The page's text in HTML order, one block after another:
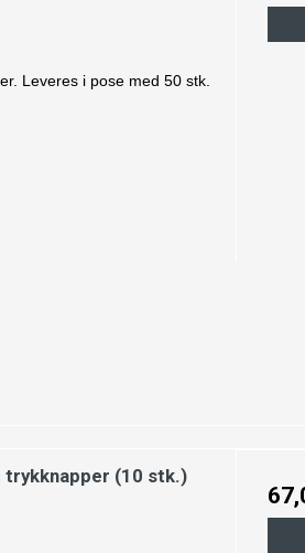
Leveres i pose med 50 stk.
(10 stk.)